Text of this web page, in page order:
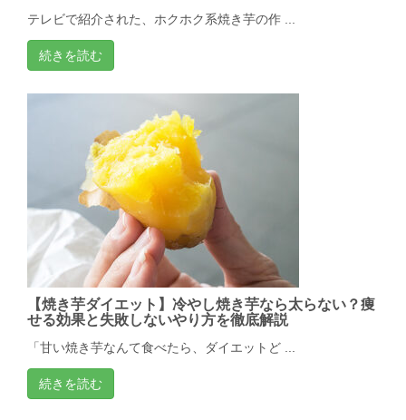
テレビで紹介された、ホクホク系焼き芋の作 ...
続きを読む
【焼き芋ダイエット】冷やし焼き芋なら太らない？痩
せる効果と失敗しないやり方を徹底解説
「甘い焼き芋なんて食べたら、ダイエットど ...
続きを読む